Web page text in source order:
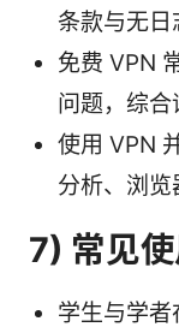
条款与无日
免费 VPN
问题，综合
使用 VPN
分析、浏览
7) 常见
学生与学